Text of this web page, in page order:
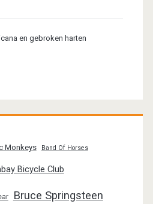
en gebroken harten
Monkeys Band Of Horses
Bicycle Club
Bruce Springsteen